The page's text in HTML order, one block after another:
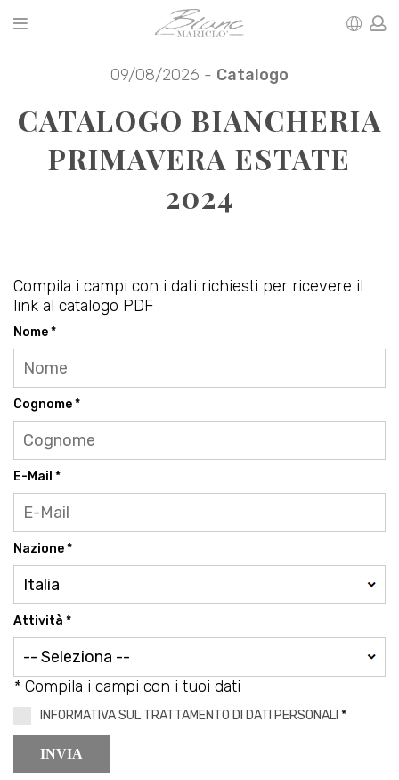
09/08/2026 - Catalogo
CATALOGO BIANCHERIA
PRIMAVERA ESTATE
2024
Compila i campi con i dati richiesti per ricevere il
link al catalogo PDF
Nome *
Cognome *
E-Mail *
Nazione *
Attività *
* Compila i campi con i tuoi dati
INFORMATIVA SUL TRATTAMENTO DI DATI PERSONALI *
INVIA